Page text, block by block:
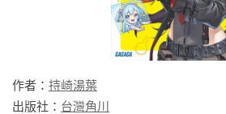
作者： 持崎湯葉
出版社： 台灣角川